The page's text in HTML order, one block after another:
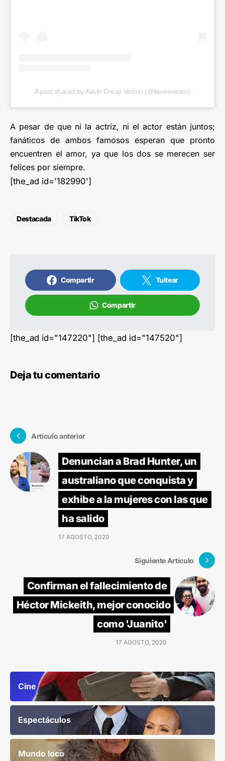
A post shared by Kevin Oscar Vecino (@kevinvecino)
A pesar de que ni la actriz, ni el actor están juntos;
fanáticos de ambos famosos esperan que pronto
encuentren el amor, ya que los dos se merecen ser
felices por siempre.
[the_ad id='182990']
Destacada TikTok
Compartir Tuitear
Compartir
[the_ad id="147220"] [the_ad id="147520"]
Deja tu comentario
Artículo anterior
Denuncian a Brad Hunter, un
australiano que conquista y
exhibe a la mujeres con las que
ha salido
17 AGOSTO, 2020
Siguiente Artículo
Confirman el fallecimiento de
Héctor Mickeith, mejor conocido
como 'Juanito'
17 AGOSTO, 2020
Cine
Espectáculos
Mundo loco